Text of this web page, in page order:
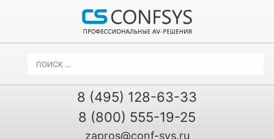
8 (495) 128-63-33
8 (800) 555-19-25
zapros@conf-sys.ru